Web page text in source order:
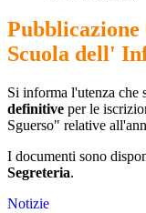
Scuola dell'
Si informa l'utenza che
definitive per le
Sguerso" relative
I documenti sono
Segreteria.
Notizie